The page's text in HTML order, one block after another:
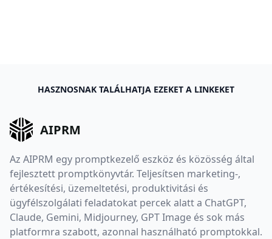
HASZNOSNAK TALÁLHATJA EZEKET A LINKEKET
AIPRM
Az AIPRM egy promptkezelő eszköz és közösség által
fejlesztett promptkönyvtár. Teljesítsen marketing-,
értékesítési, üzemeltetési, produktivitási és
ügyfélszolgálati feladatokat percek alatt a ChatGPT,
Claude, Gemini, Midjourney, GPT Image és sok más
platformra szabott, azonnal használható promptokkal.